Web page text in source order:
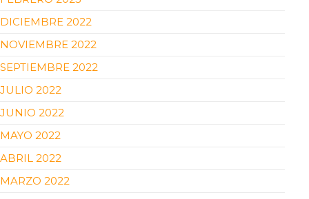
DICIEMBRE 2022
NOVIEMBRE 2022
SEPTIEMBRE 2022
JULIO 2022
JUNIO 2022
MAYO 2022
ABRIL 2022
MARZO 2022